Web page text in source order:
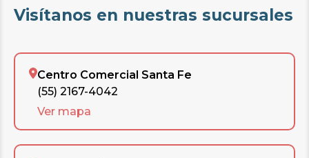
Visítanos en nuestras sucursales
Centro Comercial Santa Fe
(55) 2167-4042
Ver mapa